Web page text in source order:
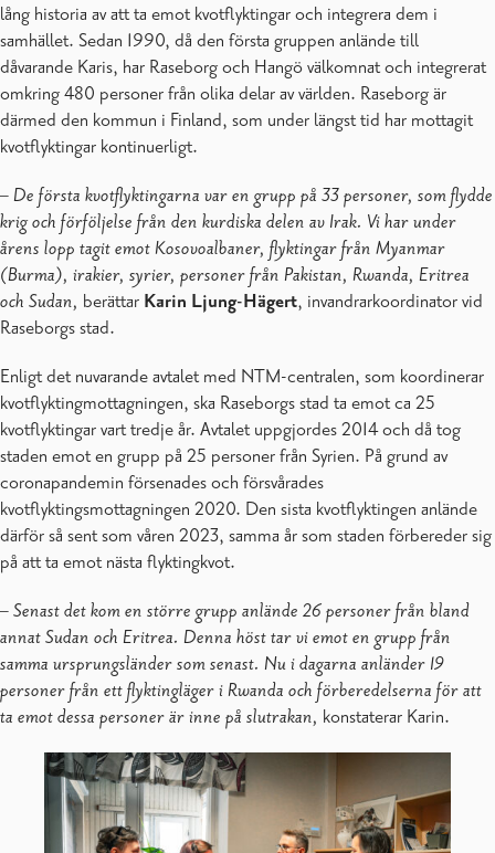
lång historia av att ta emot kvotflyktingar och integrera dem i
samhället. Sedan 1990, då den första gruppen anlände till
dåvarande Karis, har Raseborg och Hangö välkomnat och integrerat
omkring 480 personer från olika delar av världen. Raseborg är
därmed den kommun i Finland, som under längst tid har mottagit
kvotflyktingar kontinuerligt.
– De första kvotflyktingarna var en grupp på 33 personer, som flydde
krig och förföljelse från den kurdiska delen av Irak. Vi har under
årens lopp tagit emot Kosovoalbaner, flyktingar från Myanmar
(Burma), irakier, syrier, personer från Pakistan, Rwanda, Eritrea
och Sudan, berättar Karin Ljung-Hägert, invandrarkoordinator vid
Raseborgs stad.
Enligt det nuvarande avtalet med NTM-centralen, som koordinerar
kvotflyktingmottagningen, ska Raseborgs stad ta emot ca 25
kvotflyktingar vart tredje år. Avtalet uppgjordes 2014 och då tog
staden emot en grupp på 25 personer från Syrien. På grund av
coronapandemin försenades och försvårades
kvotflyktingsmottagningen 2020. Den sista kvotflyktingen anlände
därför så sent som våren 2023, samma år som staden förbereder sig
på att ta emot nästa flyktingkvot.
– Senast det kom en större grupp anlände 26 personer från bland
annat Sudan och Eritrea. Denna höst tar vi emot en grupp från
samma ursprungsländer som senast. Nu i dagarna anländer 19
personer från ett flyktingläger i Rwanda och förberedelserna för att
ta emot dessa personer är inne på slutrakan, konstaterar Karin.